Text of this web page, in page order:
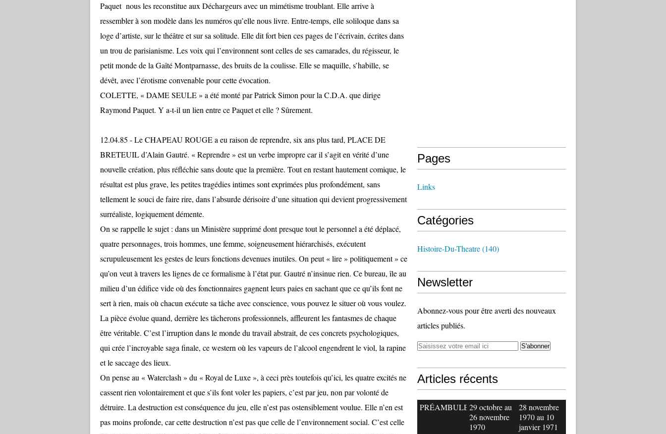
Paquet nous les reconstitue aux Déchargeurs avec un mimétisme troublant. Elle arrive à
ressembler à son modèle dans les numéros qu’elle nous livre. Entre-temps, elle soliloque dans sa
loge d’artiste, sur le théâtre et sur sa solitude. Elle dit fort bien ces pages de l’écrivain, écrites dans
un trou de parisianisme. Les voix qui l’environnent sont celles de ses camarades, du régisseur, le
petit monde de la Gaîté Montparnasse, des bruits de la coulisse. Elle se maquille, s’habille, se
dévêt, avec l’érotisme convenable pour cette évocation.
COLETTE, « DAME SEULE » a été monté par Patrick Simon pour la C.D.A. que dirige
Raymond Paquet. Y a-t-il un lien entre ce Paquet et elle ? Sûrement.
12.04.85 - Le CHAPEAU ROUGE a eu raison de reprendre, six ans plus tard, PLACE DE
BRETEUIL d’Alain Gautré. « Reprendre » est un verbe impropre car il s’agit en vérité d’une
nouvelle création, plus réfléchie sans doute que la première. Tout en restant hautement comique, le
résultat est plus grave, les petites tragédies intimes sont exprimées plus profondément, sans
tellement le souci de faire rire, dans l’absurde dérisoire d’une situation qui devient progressivement
surréaliste, logiquement démente.
On se rappelle le sujet : dans un Ministère supprimé dont presque tout le personnel a été déplacé,
quatre personnages, trois hommes, une femme, soigneusement hiérarchisés, exécutent
scrupuleusement les gestes de leurs fonctions devenues inutiles. On peut « lire » politiquement » ce
qu’on veut à travers les lignes de ce formalisme à l’état pur. Gautré n’insinue rien. Ce bureau, île au
milieu d’un édifice vide où des fonctionnaires gagnent leurs paies en sachant que ce qu’ils font ne
sert à rien, mais où chacun exécute sa tâche avec conscience, vous pouvez le situer où vous voulez.
La pièce évolue quand, derrière les tâcherons professionnels, affleurent les fantasmes de chaque
être véritable. C’est l’irruption dans le monde du travail abstrait, de ces concrets psychologiques,
qui crée l’incroyable saga finale, ce western où les vapeurs de l’alcool engendrent le viol, la rapine
et le saccage des lieux.
On pense au « Waterclash » du « Royal de Luxe », à ceci près toutefois qu’ici, les quatre excités ne
cassent rien volontairement et que s’ils font voler les papiers, c’est par jeu, non par volonté de
détruire. La destruction est conséquence du jeu, elle n’est pas ostensiblement voulue. Elle n’en est
pas moins profonde, car cette destruction n’est pas que celle de l’environnement social. C’est celle
Pages
Links
Catégories
Histoire-Du-Theatre(140)
Newsletter
Abonnez-vous pour être averti des nouveaux
articles publiés.
Articles récents
PRÉAMBULE 29 octobre au
26 novembre
1970
28 novembre
1970 au 10
janvier 1971